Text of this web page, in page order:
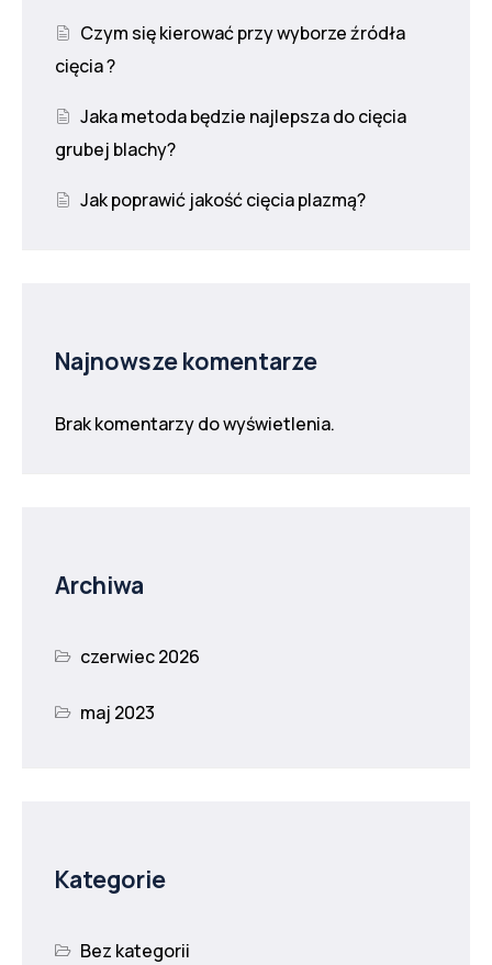
Czym się kierować przy wyborze źródła
cięcia ?
Jaka metoda będzie najlepsza do cięcia
grubej blachy?
Jak poprawić jakość cięcia plazmą?
Najnowsze komentarze
Brak komentarzy do wyświetlenia.
Archiwa
czerwiec 2026
maj 2023
Kategorie
Bez kategorii